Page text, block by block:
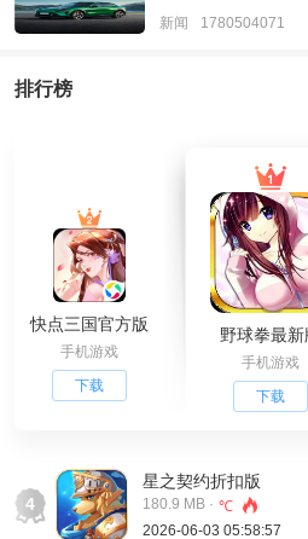
新闻 1780504071
排行榜
快点三国官方版
手机游戏
下载
野球拳最新
手机游戏
下载
4
星之契约折扣版
180.9 MB · ℃
2026-06-03 05:58:57